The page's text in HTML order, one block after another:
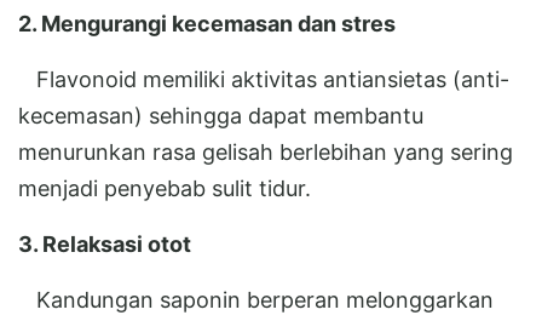
2. Mengurangi kecemasan dan stres
Flavonoid memiliki aktivitas antiansietas (anti-
kecemasan) sehingga dapat membantu
menurunkan rasa gelisah berlebihan yang sering
menjadi penyebab sulit tidur.
3. Relaksasi otot
Kandungan saponin berperan melonggarkan